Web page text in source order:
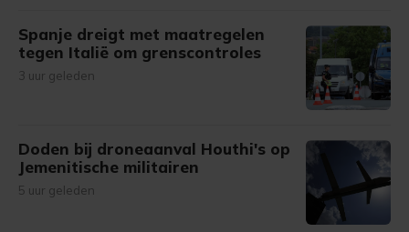
Spanje dreigt met maatregelen
tegen Italië om grenscontroles
3 uur geleden
Doden bij droneaanval Houthi's op
Jemenitische militairen
5 uur geleden